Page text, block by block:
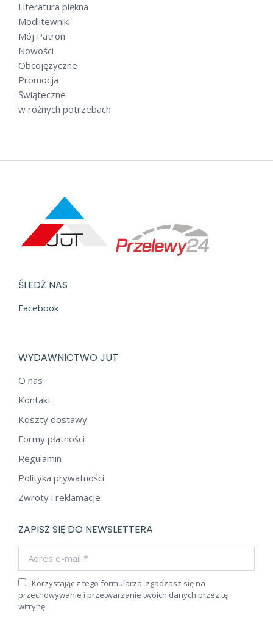
Literatura piękna
Modlitewniki
Mój Patron
Nowości
Obcojęzyczne
Promocja
Świąteczne
w różnych potrzebach
ŚLEDŹ NAS
Facebook
WYDAWNICTWO JUT
O nas
Kontakt
Koszty dostawy
Formy płatności
Regulamin
Polityka prywatności
Zwroty i reklamacje
ZAPISZ SIĘ DO NEWSLETTERA
Korzystając z tego formularza, zgadzasz się na
przechowywanie i przetwarzanie twoich danych przez tę
witrynę.